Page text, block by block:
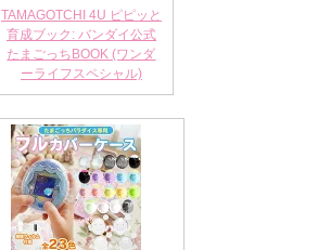
TAMAGOTCHI 4U ピピッと
育成ブック: バンダイ公式
たまごっちBOOK (ワンダ
ーライフスペシャル)